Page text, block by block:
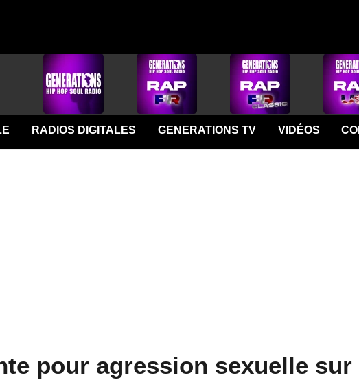
RADIOS DIGITALES GENERATIONS TV VIDÉOS
pour agression sexuelle